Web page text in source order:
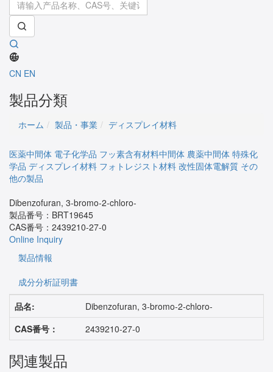
CN EN
製品分類
ホーム 製品・事業 ディスプレイ材料
医薬中間体 電子化学品 フッ素含有材料中間体 農薬中間体 特殊化
学品 ディスプレイ材料 フォトレジスト材料 改性固体電解質 その
他の製品
Dibenzofuran, 3-bromo-2-chloro-
製品番号： BRT19645
CAS番号： 2439210-27-0
Online Inquiry
製品情報
成分分析証明書
品名:
Dibenzofuran, 3-bromo-2-chloro-
CAS番号：
2439210-27-0
関連製品